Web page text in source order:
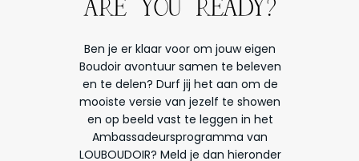
Ben je er klaar voor om jouw eigen
Boudoir avontuur samen te beleven
en te delen? Durf jij het aan om de
mooiste versie van jezelf te showen
en op beeld vast te leggen in het
Ambassadeursprogramma van
LOUBOUDOIR? Meld je dan hieronder
ARE YOU READY?